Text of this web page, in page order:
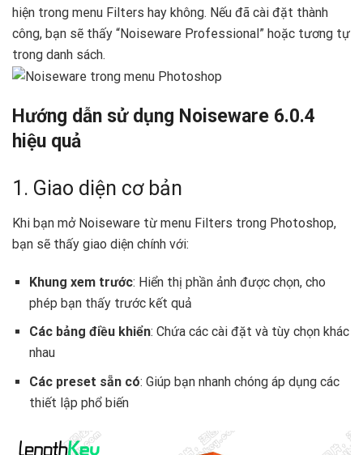
hiện trong menu Filters hay không. Nếu đã cài đặt thành
công, bạn sẽ thấy “Noiseware Professional” hoặc tương tự
trong danh sách.
Hướng dẫn sử dụng Noiseware 6.0.4
hiệu quả
1. Giao diện cơ bản
Khi bạn mở Noiseware từ menu Filters trong Photoshop,
bạn sẽ thấy giao diện chính với:
Khung xem trước: Hiển thị phần ảnh được chọn, cho
phép bạn thấy trước kết quả
Các bảng điều khiển: Chứa các cài đặt và tùy chọn khác
nhau
Các preset sẵn có: Giúp bạn nhanh chóng áp dụng các
thiết lập phổ biến